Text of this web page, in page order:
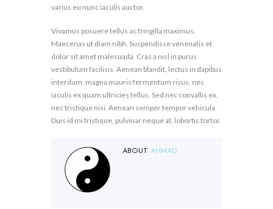
varius eu nunc iaculis auctor.
Vivamus posuere tellus ac fringilla maximus.
Maecenas ut diam nibh. Suspendisse venenatis et
dolor sit amet malesuada. Cras a nisl in purus
vestibulum facilisis. Aenean blandit, lectus in dapibus
interdum, magna mauris fermentum risus, nec
iaculis ex quam ultricies tellus. Sed nec convallis ex,
nec tristique nisi. Aenean semper tempor vehicula.
Duis id mi tristique, pulvinar neque at, lobortis tortor.
ABOUTAHMAD